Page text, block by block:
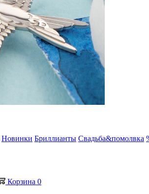
Новинки Бриллианты Свадьба&помолвка
Корзина 0